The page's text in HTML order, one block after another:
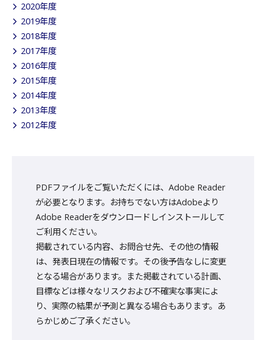
2020年度
2019年度
2018年度
2017年度
2016年度
2015年度
2014年度
2013年度
2012年度
PDFファイルをご覧いただくには、Adobe Reader
が必要となります。お持ちでない方はAdobeより
Adobe Readerをダウンロードしインストールして
ご利用ください。
掲載されている内容、お問合せ先、その他の情報
は、発表日現在の情報です。その後予告なしに変更
となる場合があります。また掲載されている計画、
目標などは様々なリスクおよび不確実な事実によ
り、実際の結果が予測と異なる場合もあります。あ
らかじめご了承ください。